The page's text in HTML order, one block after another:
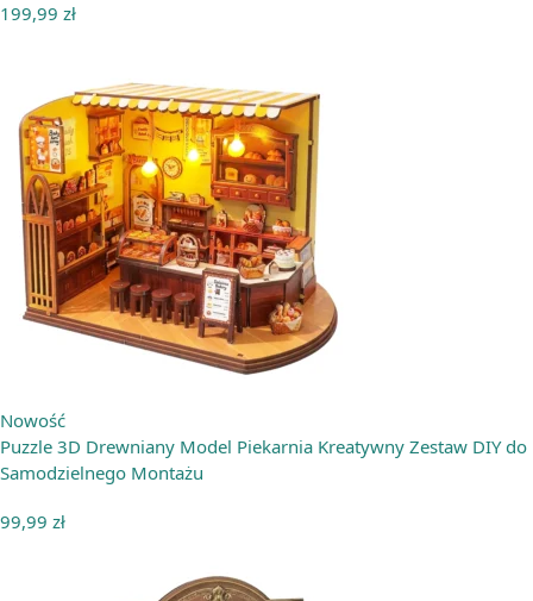
199,99 zł
Nowość
Puzzle 3D Drewniany Model Piekarnia Kreatywny Zestaw DIY do
Samodzielnego Montażu
99,99 zł